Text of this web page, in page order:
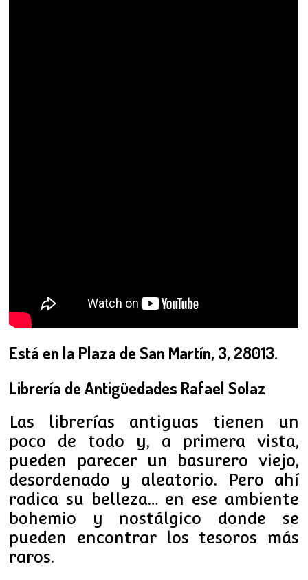
Está en la Plaza de San Martín, 3, 28013.
Librería de Antigüedades Rafael Solaz
Las librerías antiguas tienen un
poco de todo y, a primera vista,
pueden parecer un basurero viejo,
desordenado y aleatorio. Pero ahí
radica su belleza… en ese ambiente
bohemio y nostálgico donde se
pueden encontrar los tesoros más
raros.